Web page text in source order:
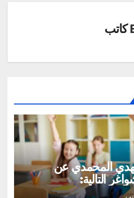
كاتب
المحمدي عن
التالية: